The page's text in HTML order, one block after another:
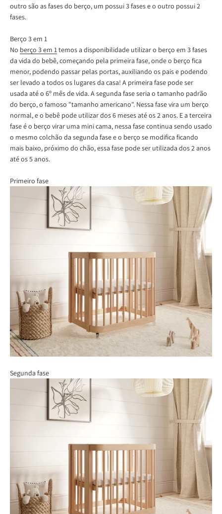
outro são as fases do berço, um possui 3 fases e o outro possui 2
fases.
Berço 3 em 1
No berço 3 em 1temos a disponibilidade utilizar o berço em 3 fases
da vida do bebê, começando pela primeira fase, onde o berço fica
menor, podendo passar pelas portas, auxiliando os pais e podendo
ser levado a todos os lugares da casa! A primeira fase pode ser
usada até o 6º mês de vida. A segunda fase seria o tamanho padrão
do berço, o famoso "tamanho americano". Nessa fase vira um berço
normal, e o bebê pode utilizar dos 6 meses até os 2 anos. E a terceira
fase é o berço virar uma mini cama, nessa fase continua sendo usado
o mesmo colchão da segunda fase e o berço se modifica ficando
mais baixo, próximo do chão, essa fase pode ser utilizada dos 2 anos
até os 5 anos.
Primeiro fase
Segunda fase